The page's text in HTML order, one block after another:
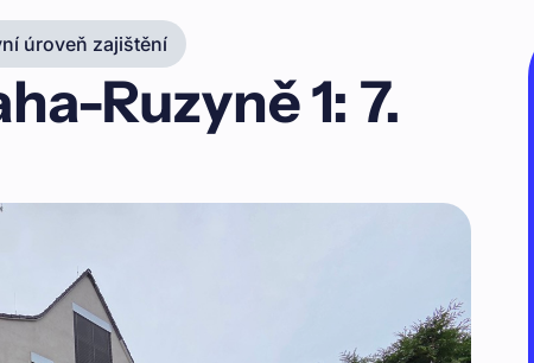
úroveň zajištění
Ruzyně 1: 7.